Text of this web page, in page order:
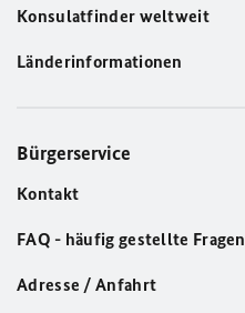
Konsulatfinder weltweit
Länderinformationen
Bürgerservice
Kontakt
FAQ - häufig gestellte Fragen
Adresse / Anfahrt